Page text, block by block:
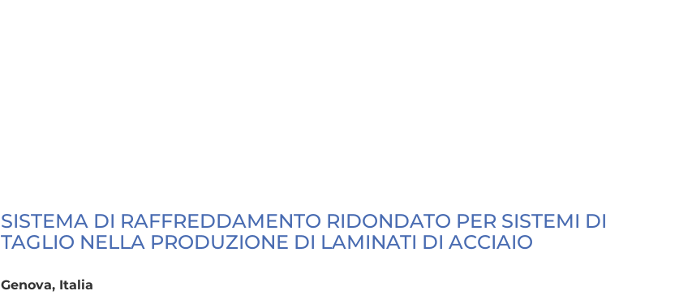
SISTEMA DI RAFFREDDAMENTO RIDONDATO PER SISTEMI DI
TAGLIO NELLA PRODUZIONE DI LAMINATI DI ACCIAIO
Genova, Italia